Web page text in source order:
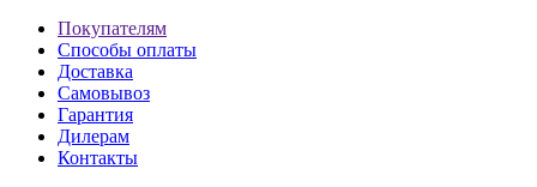
Покупателям
Способы оплаты
Доставка
Самовывоз
Гарантия
Дилерам
Контакты